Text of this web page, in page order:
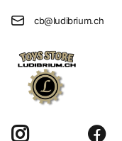
cb@ludibrium.ch